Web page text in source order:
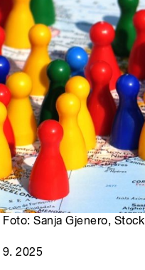
Sanja Gjenero,
2025